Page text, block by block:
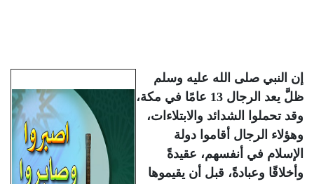
إن النبي صلى الله عليه وسلم
ظلَّ يعد الرجال 13 عامًا في مكة،
وقد تحملوا الشدائد والابتلاءات،
وهؤلاء الرجال أقاموا دولة
الإسلام في أنفسهم، عقيدةً
وأخلاقًا وعبادةً، قبل أن يقيموها